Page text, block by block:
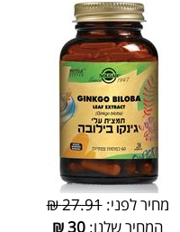
מחיר לפני:27.91 ₪
המחיר שלנו: 30
₪